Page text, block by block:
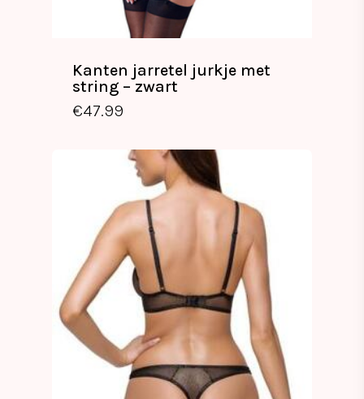
Kanten jarretel jurkje met
string – zwart
€47.99